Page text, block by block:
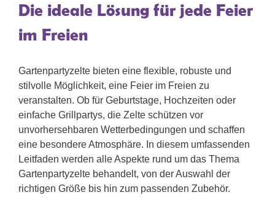
Die ideale Lösung für jede Feier
im Freien
Gartenpartyzelte bieten eine flexible, robuste und
stilvolle Möglichkeit, eine Feier im Freien zu
veranstalten. Ob für Geburtstage, Hochzeiten oder
einfache Grillpartys, die Zelte schützen vor
unvorhersehbaren Wetterbedingungen und schaffen
eine besondere Atmosphäre. In diesem umfassenden
Leitfaden werden alle Aspekte rund um das Thema
Gartenpartyzelte behandelt, von der Auswahl der
richtigen Größe bis hin zum passenden Zubehör.